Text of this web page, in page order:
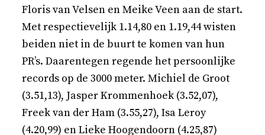
Floris van Velsen en Meike Veen aan de start.
Met respectievelijk 1.14,80 en 1.19,44 wisten
beiden niet in de buurt te komen van hun
PR’s. Daarentegen regende het persoonlijke
records op de 3000 meter. Michiel de Groot
(3.51,13), Jasper Krommenhoek (3.52,07),
Freek van der Ham (3.55,27), Isa Leroy
(4.20,99) en Lieke Hoogendoorn (4.25,87)